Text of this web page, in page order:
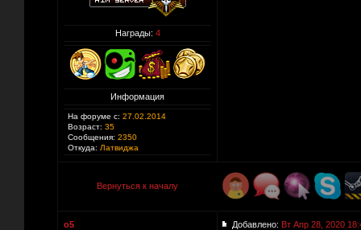
Награды: 4
Информация
На форуме с: 27.02.2014
Возраст: 35
Сообщения: 2350
Откуда: Латвиджа
Вернуться к началу
o5 Добавлено: Вт Апр 28, 2020